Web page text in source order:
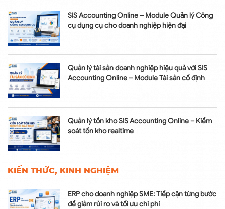
SIS Accounting Online – Module Quản lý Công
cụ dụng cụ cho doanh nghiệp hiện đại
Quản lý tài sản doanh nghiệp hiệu quả với SIS
Accounting Online – Module Tài sản cố định
Quản lý tồn kho SIS Accounting Online – Kiểm
soát tồn kho realtime
KIẾN THỨC, KINH NGHIỆM
ERP cho doanh nghiệp SME: Tiếp cận từng bước
để giảm rủi ro và tối ưu chi phí